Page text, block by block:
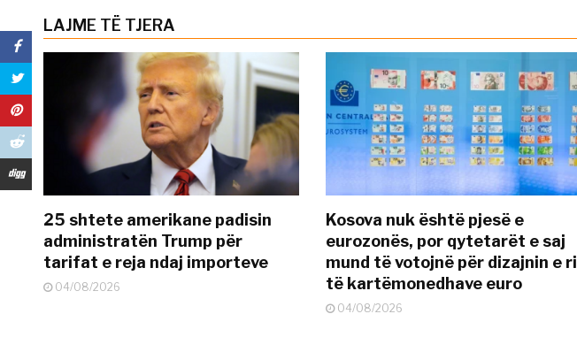
LAJME TË TJERA
25 shtete amerikane padisin
administratën Trump për
tarifat e reja ndaj importeve
04/08/2026
Kosova nuk është pjesë e
eurozonës, por qytetarët e saj
mund të votojnë për dizajnin e ri
të kartëmonedhave euro
04/08/2026